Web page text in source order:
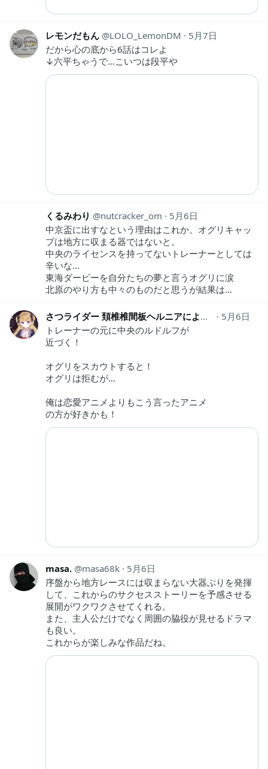
レモンだもん LOLO_LemonDM
5月7日
だから心の底から6話はコレよ
↓六平ちゃうで…こいつは段平や
くるみわり nutcracker_om
5月6日
中京盃に出すなという理由はこれか。オグリキャッ
プは地方に収まる器ではないと。
中央のライセンスを持ってないトレーナーとしては
辛いな…
東海ダービーを自分たちの夢と言うオグリに涙
北原のやり方も中々のものだと思うが結果は…
さつライダー 頚椎椎間板ヘルニアにより 低浮上中
5月6日
トレーナーの元に中央のルドルフが
近づく！
オグリをスカウトすると！
オグリは拒むが…
俺は恋愛アニメよりもこう言ったアニメ
の方が好きかも！
masa. masa68k
5月6日
序盤から地方レースには収まらない大器ぶりを発揮
して、これからのサクセスストーリーを予感させる
展開がワクワクさせてくれる。
また、主人公だけでなく周囲の脇役が見せるドラマ
も良い。
これからが楽しみな作品だね。